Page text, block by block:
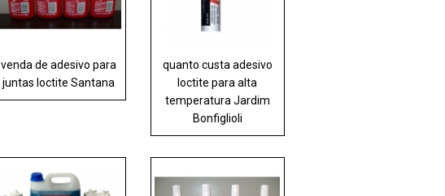
venda de adesivo para
juntas loctite Santana
quanto custa adesivo
loctite para alta
temperatura Jardim
Bonfiglioli